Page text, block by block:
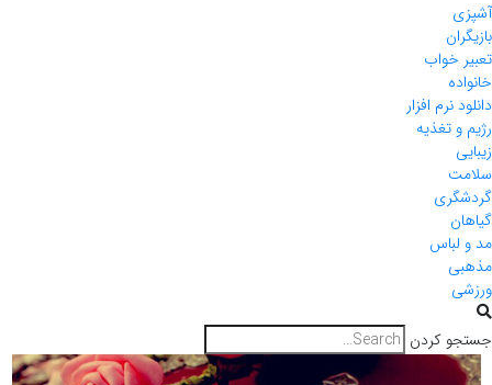
آشپزی
بازیگران
تعبیر خواب
خانواده
دانلود نرم افزار
رژیم و تغذیه
زیبایی
سلامت
گردشگری
گیاهان
مد و لباس
مذهبی
ورزشی
جستجو کردن